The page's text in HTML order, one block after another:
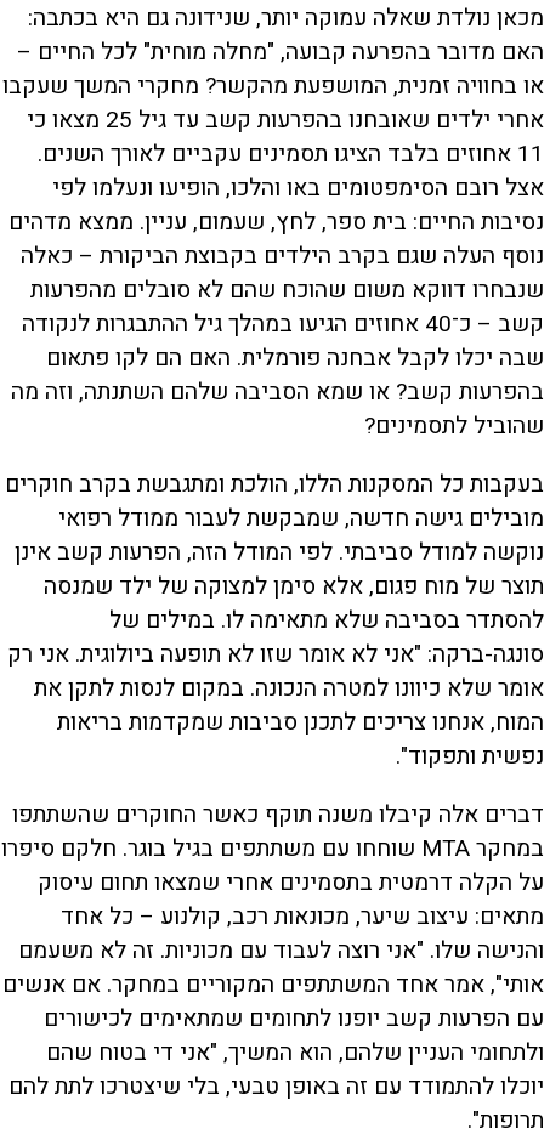
מכאן נולדת שאלה עמוקה יותר, שנידונה גם היא בכתבה:
האם מדובר בהפרעה קבועה, "מחלה מוחית" לכל החיים –
או בחוויה זמנית, המושפעת מהקשר? מחקרי המשך שעקבו
אחרי ילדים שאובחנו בהפרעות קשב עד גיל 25 מצאו כי
11 אחוזים בלבד הציגו תסמינים עקביים לאורך השנים.
אצל רובם הסימפטומים באו והלכו, הופיעו ונעלמו לפי
נסיבות החיים: בית ספר, לחץ, שעמום, עניין. ממצא מדהים
נוסף העלה שגם בקרב הילדים בקבוצת הביקורת – כאלה
שנבחרו דווקא משום שהוכח שהם לא סובלים מהפרעות
קשב – כ־40 אחוזים הגיעו במהלך גיל ההתבגרות לנקודה
שבה יכלו לקבל אבחנה פורמלית. האם הם לקו פתאום
בהפרעות קשב? או שמא הסביבה שלהם השתנתה, וזה מה
שהוביל לתסמינים?
בעקבות כל המסקנות הללו, הולכת ומתגבשת בקרב חוקרים
מובילים גישה חדשה, שמבקשת לעבור ממודל רפואי
נוקשה למודל סביבתי. לפי המודל הזה, הפרעות קשב אינן
תוצר של מוח פגום, אלא סימן למצוקה של ילד שמנסה
להסתדר בסביבה שלא מתאימה לו. במילים של
סונגה-ברקה: "אני לא אומר שזו לא תופעה ביולוגית. אני רק
אומר שלא כיוונו למטרה הנכונה. במקום לנסות לתקן את
המוח, אנחנו צריכים לתכנן סביבות שמקדמות בריאות
נפשית ותפקוד".
דברים אלה קיבלו משנה תוקף כאשר החוקרים שהשתתפו
במחקר MTA שוחחו עם משתתפים בגיל בוגר. חלקם סיפרו
על הקלה דרמטית בתסמינים אחרי שמצאו תחום עיסוק
מתאים: עיצוב שיער, מכונאות רכב, קולנוע – כל אחד
והנישה שלו. "אני רוצה לעבוד עם מכוניות. זה לא משעמם
אותי", אמר אחד המשתתפים המקוריים במחקר. אם אנשים
עם הפרעות קשב יופנו לתחומים שמתאימים לכישורים
ולתחומי העניין שלהם, הוא המשיך, "אני די בטוח שהם
יוכלו להתמודד עם זה באופן טבעי, בלי שיצטרכו לתת להם
תרופות".